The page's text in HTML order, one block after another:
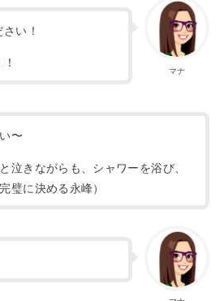
マナ
い！
〜
と泣きながらも、シャワーを浴び、
璧に決める永峰）